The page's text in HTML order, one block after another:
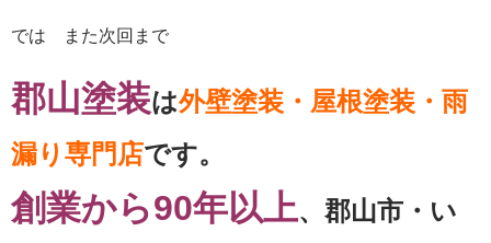
では また次回まで
郡山塗装は外壁塗装・屋根塗装・雨
漏り専門店です。
創業から90年以上、郡山市・い